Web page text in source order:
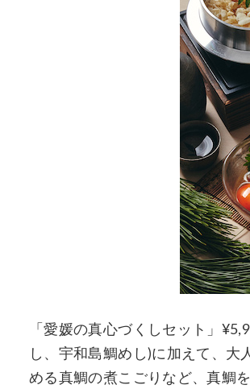
「愛媛の真心づくしセット」
し、宇和島鯛めし)に加えて、大
める真鯛の煮こごりなど、真鯛